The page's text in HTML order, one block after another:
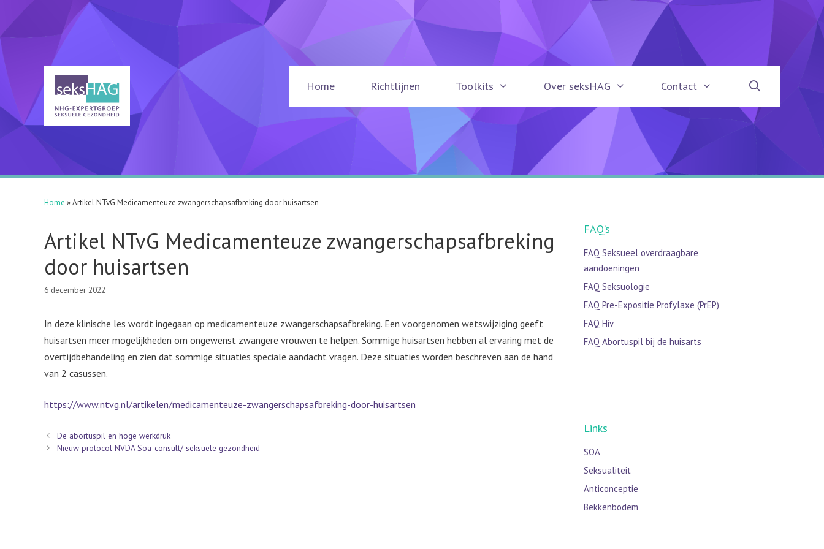
de
inhoud
Home Richtlijnen Toolkits Over seksHAG Contact
Home »Artikel NTvG Medicamenteuze zwangerschapsafbreking door huisartsen
Artikel NTvG Medicamenteuze zwangerschapsafbreking
door huisartsen
6 december 2022
In deze klinische les wordt ingegaan op medicamenteuze zwangerschapsafbreking. Een voorgenomen wetswijziging geeft
huisartsen meer mogelijkheden om ongewenst zwangere vrouwen te helpen. Sommige huisartsen hebben al ervaring met de
overtijdbehandeling en zien dat sommige situaties speciale aandacht vragen. Deze situaties worden beschreven aan de hand
van 2 casussen.
https://www.ntvg.nl/artikelen/medicamenteuze-zwangerschapsafbreking-door-huisartsen
De abortuspil en hoge werkdruk
Nieuw protocol NVDA Soa-consult/ seksuele gezondheid
FAQ’s
FAQ Seksueel overdraagbare
aandoeningen
FAQ Seksuologie
FAQ Pre-Expositie Profylaxe (PrEP)
FAQ Hiv
FAQ Abortuspil bij de huisarts
Links
SOA
Seksualiteit
Anticonceptie
Bekkenbodem